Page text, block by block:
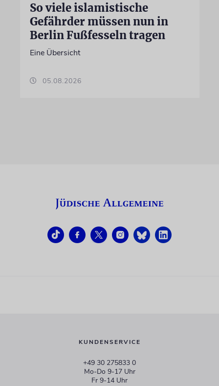
So viele islamistische
Gefährder müssen nun in
Berlin Fußfesseln tragen
Eine Übersicht
05.08.2026
KUNDENSERVICE
+49 30 275833 0
Mo-Do 9-17 Uhr
Fr 9-14 Uhr